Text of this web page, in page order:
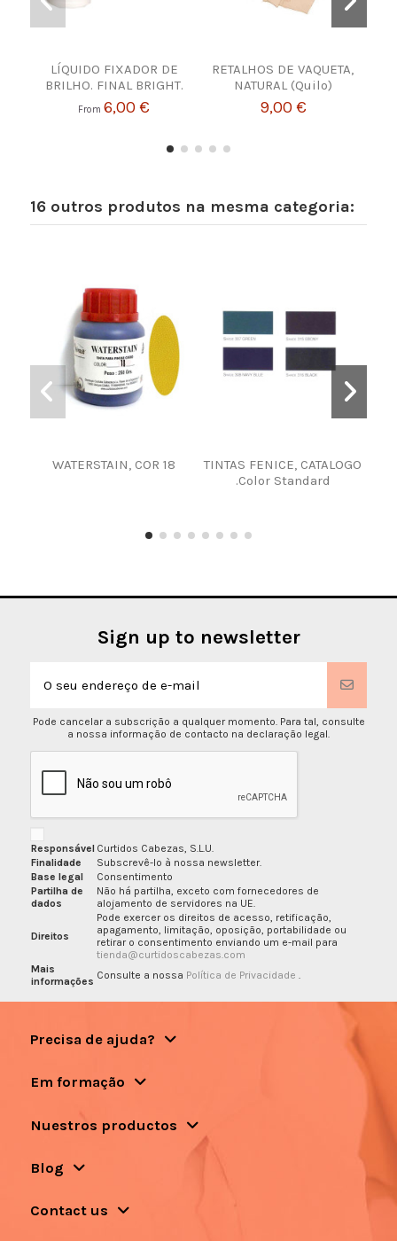
LÍQUIDO FIXADOR DE
BRILHO. FINAL BRIGHT.
From6,00 €
RETALHOS DE VAQUETA,
NATURAL (Quilo)
9,00 €
16 outros produtos na mesma categoria:
WATERSTAIN, COR 18
TINTAS FENICE, CATALOGO
.Color Standard
Sign up to newsletter
Pode cancelar a subscrição a qualquer momento. Para tal, consulte
a nossa informação de contacto na declaração legal.
Responsável Curtidos Cabezas, S.L.U.
Finalidade
Subscrevê-lo à nossa newsletter.
Base legal
Consentimento
Partilha de
dados
Não há partilha, exceto com fornecedores de
alojamento de servidores na UE.
Direitos
Pode exercer os direitos de acesso, retificação,
apagamento, limitação, oposição, portabilidade ou
retirar o consentimento enviando um e-mail para
tienda@curtidoscabezas.com
Mais
informações Consulte a nossa Política de Privacidade
Precisa de ajuda?
Em formação
Nuestros productos
Blog
Contact us